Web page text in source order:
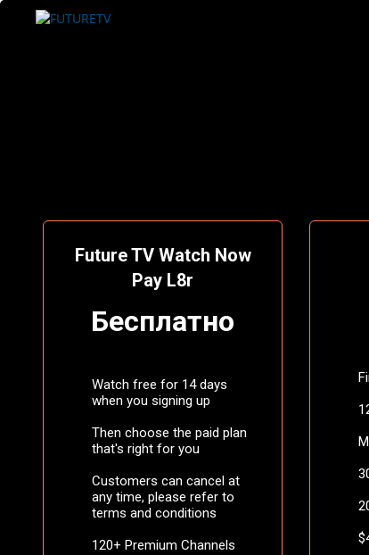
Future TV Watch Now
Pay L8r
Бесплатно
Watch free for 14 days
when you signing up
Then choose the paid plan
that's right for you
Customers can cancel at
any time, please refer to
terms and conditions
120+ Premium Channels